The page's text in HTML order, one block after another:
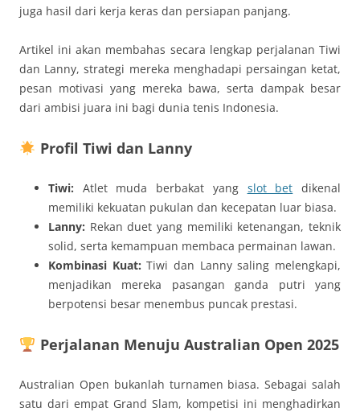
juga hasil dari kerja keras dan persiapan panjang.
Artikel ini akan membahas secara lengkap perjalanan Tiwi
dan Lanny, strategi mereka menghadapi persaingan ketat,
pesan motivasi yang mereka bawa, serta dampak besar
dari ambisi juara ini bagi dunia tenis Indonesia.
Profil Tiwi dan Lanny
Tiwi: Atlet muda berbakat yang slot bet dikenal
memiliki kekuatan pukulan dan kecepatan luar biasa.
Lanny: Rekan duet yang memiliki ketenangan, teknik
solid, serta kemampuan membaca permainan lawan.
Kombinasi Kuat: Tiwi dan Lanny saling melengkapi,
menjadikan mereka pasangan ganda putri yang
berpotensi besar menembus puncak prestasi.
Perjalanan Menuju Australian Open 2025
Australian Open bukanlah turnamen biasa. Sebagai salah
satu dari empat Grand Slam, kompetisi ini menghadirkan